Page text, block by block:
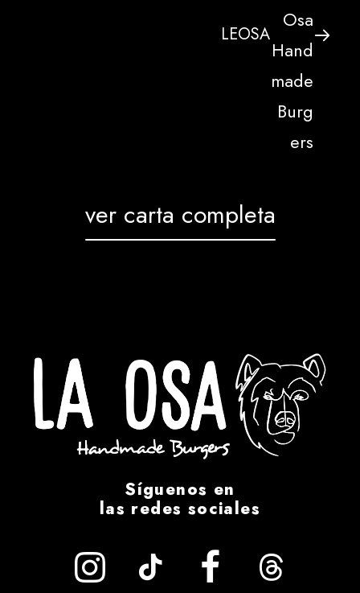
LEOSA
ver carta completa
Síguenos en
las redes sociales